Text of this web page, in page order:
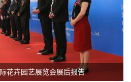
花卉园艺展览会展后报告